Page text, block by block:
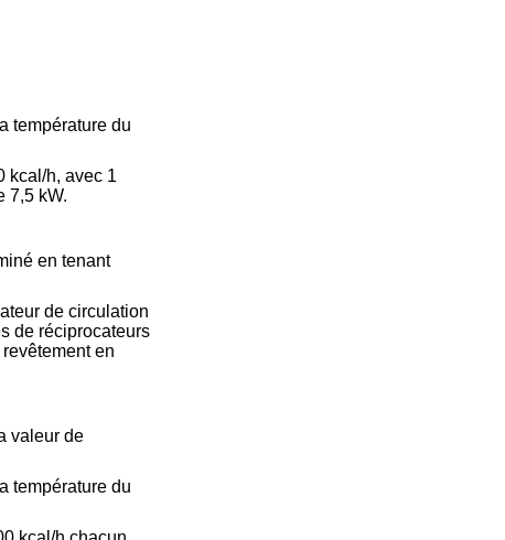
température du
kcal/h, avec 1
7,5 kW.
en tenant
de circulation
de réciprocateurs
en
valeur de
température du